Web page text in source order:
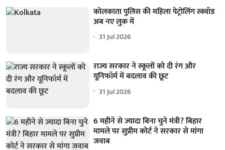
कोलकाता पुलिस की महिला पेट्रोलिंग स्क्वॉड
अब नए लुक में
31 Jul 2026
राज्य सरकार ने स्कूलों को दी रंग और
यूनिफॉर्म में बदलाव की छूट
31 Jul 2026
6 महीने से ज्यादा बिना चुने मंत्री? बिहार
मामले पर सुप्रीम कोर्ट ने सरकार से मांगा
जवाब